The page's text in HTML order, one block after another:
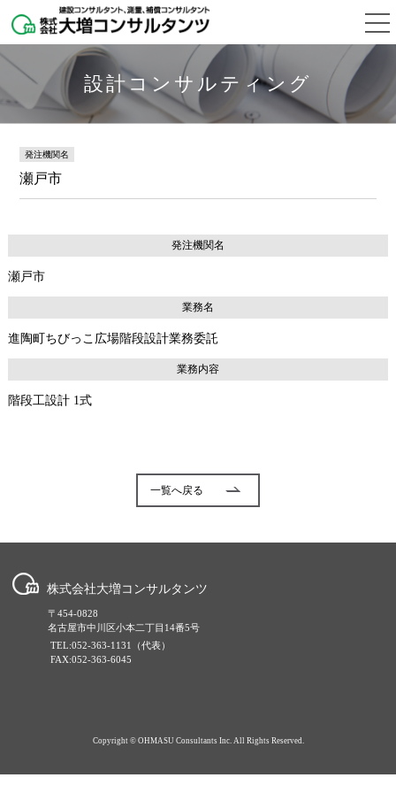
設計コンサルティング
発注機関名
瀬戸市
発注機関名
瀬戸市
業務名
進陶町ちびっこ広場階段設計業務委託
業務内容
階段工設計 1式
一覧へ戻る
株式会社大増コンサルタンツ
〒454-0828
名古屋市中川区小本二丁目14番5号
TEL:052-363-1131（代表）
FAX:052-363-6045
Copyright © OHMASU Consultants Inc. All Rights Reserved.